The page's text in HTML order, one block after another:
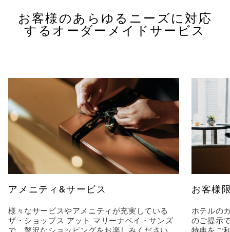
お客様のあらゆるニーズに対応
するオーダーメイドサービス
アメニティ&サービス
様々なサービスやアメニティが充実している
ザ・ショップス アット マリーナベイ・サンズ
お客様
ホテルの
のご提示